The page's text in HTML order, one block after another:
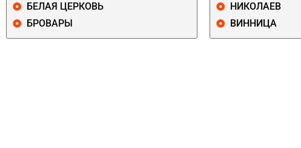
БЕЛАЯ ЦЕРКОВЬ
БРОВАРЫ
НИКОЛАЕВ
ВИННИЦА